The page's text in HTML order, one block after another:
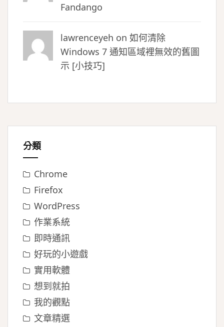
Fandango
lawrenceyeh on 如何清除
Windows 7 通知區域裡無效的舊圖
示 [小技巧]
分類
Chrome
Firefox
WordPress
作業系統
即時通訊
好玩的小遊戲
實用軟體
想到就拍
我的觀點
文章精選